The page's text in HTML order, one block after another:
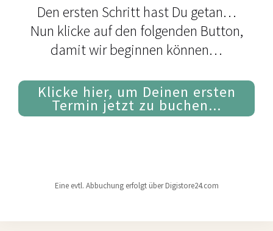
Den ersten Schritt hast Du getan…
Nun klicke auf den folgenden Button,
damit wir beginnen können…
Klicke hier, um Deinen ersten
Termin jetzt zu buchen...
Eine evtl. Abbuchung erfolgt über Digistore24.com